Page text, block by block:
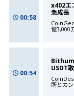
00:58
x402エ
急成長
億3,000
00:54
USDT
所とカ